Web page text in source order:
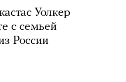
Уолкер
с семьей
России